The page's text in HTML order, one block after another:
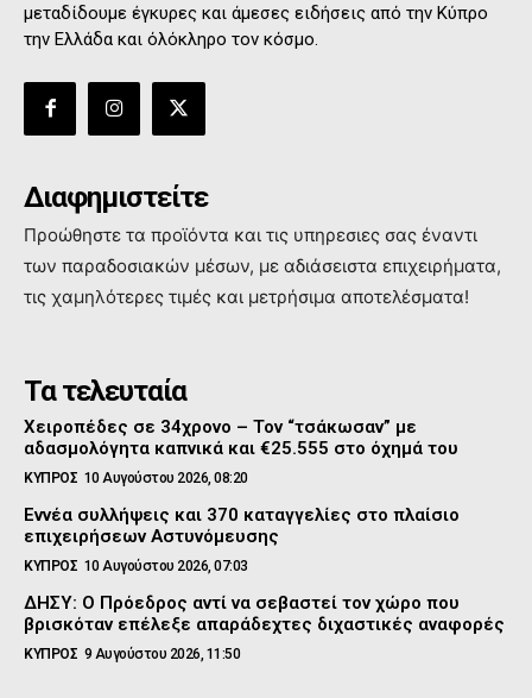
μεταδίδουμε έγκυρες και άμεσες ειδήσεις από την Κύπρο
την Ελλάδα και όλόκληρο τον κόσμο.
Διαφημιστείτε
Προώθηστε τα προϊόντα και τις υπηρεσιες σας έναντι
των παραδοσιακών μέσων, με αδιάσειστα επιχειρήματα,
τις χαμηλότερες τιμές και μετρήσιμα αποτελέσματα!
Τα τελευταία
Χειροπέδες σε 34χρονο – Τον “τσάκωσαν” με
αδασμολόγητα καπνικά και €25.555 στο όχημά του
ΚΥΠΡΟΣ 10 Αυγούστου 2026, 08:20
Εννέα συλλήψεις και 370 καταγγελίες στο πλαίσιο
επιχειρήσεων Αστυνόμευσης
ΚΥΠΡΟΣ 10 Αυγούστου 2026, 07:03
ΔΗΣΥ: Ο Πρόεδρος αντί να σεβαστεί τον χώρο που
βρισκόταν επέλεξε απαράδεχτες διχαστικές αναφορές
ΚΥΠΡΟΣ 9 Αυγούστου 2026, 11:50